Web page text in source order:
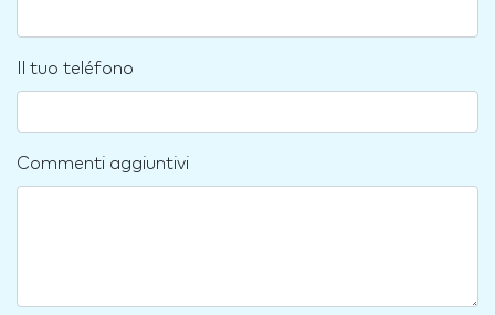
Il tuo teléfono
Commenti aggiuntivi